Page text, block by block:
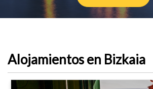
Alojamientos en Bizkaia